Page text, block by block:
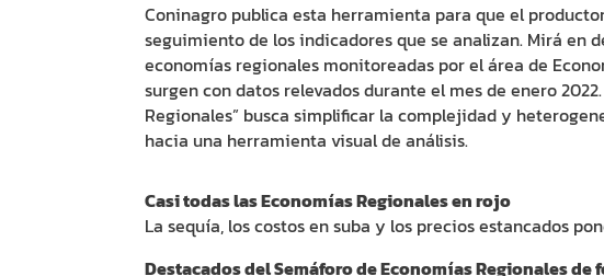
Coninagro publica esta herramienta para que el
seguimiento de los indicadores que se analizan. Mirá en
economías regionales monitoreadas por el área de
surgen con datos relevados durante el mes de enero
Regionales” busca simplificar la complejidad y
hacia una herramienta visual de análisis.
Casi todas las Economías Regionales en rojo
La sequía, los costos en suba y los precios estancados
Destacados del Semáforo de Economías Regionales de